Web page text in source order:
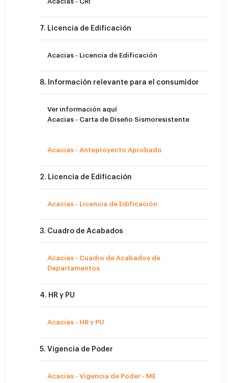
7. Licencia de Edificación
Acacias - Licencia de Edificación
8. Información relevante para el consumidor
Ver información aquí
Acacias - Carta de Diseño Sismoresistente
Acacias - Anteproyecto Aprobado
2. Licencia de Edificación
Acacias - Licencia de Edificación
3. Cuadro de Acabados
Acacias - Cuadro de Acabados de
Departamentos
4. HR y PU
Acacias - HR y PU
5. Vigencia de Poder
Acacias - Vigencia de Poder - ME